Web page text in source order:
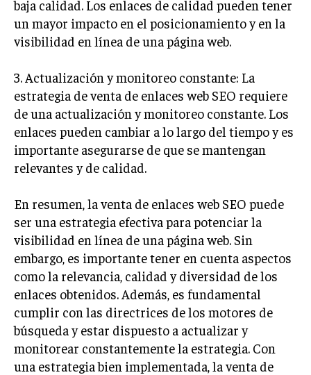
ÉTICA EMPRESARIAL Y RESPONSABILIDAD
SOCIAL
Ricardo Mendoza
Soy Ricardo Mendoza, periodista de negocios e
más de diez años, colaboro en un reconocido
portal de noticias, abarcando desde noticias
corporativas hasta tendencias innovadoras. Creo firmemente en
el periodismo como motor de cambio, manteniendo a la
sociedad actualizada y proactiva.
Aparece en periódicos digitales y domina los buscadores,
Infórmate aquí.
baja calidad. Los enlaces de calidad pueden tener
un mayor impacto en el posicionamiento y en la
visibilidad en línea de una página web.
3. Actualización y monitoreo constante: La
estrategia de venta de enlaces web SEO requiere
de una actualización y monitoreo constante. Los
enlaces pueden cambiar a lo largo del tiempo y es
importante asegurarse de que se mantengan
relevantes y de calidad.
En resumen, la venta de enlaces web SEO puede
ser una estrategia efectiva para potenciar la
visibilidad en línea de una página web. Sin
embargo, es importante tener en cuenta aspectos
como la relevancia, calidad y diversidad de los
enlaces obtenidos. Además, es fundamental
cumplir con las directrices de los motores de
búsqueda y estar dispuesto a actualizar y
monitorear constantemente la estrategia. Con
una estrategia bien implementada, la venta de